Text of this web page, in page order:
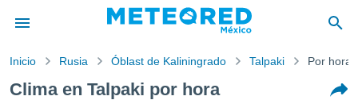
ha sido
Inicio Rusia Óblast de Kaliningrado Talpaki Por hora
Clima en Talpaki por hora